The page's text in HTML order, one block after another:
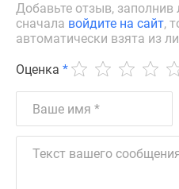
Контакты
Реклама
сайте
Машино-
места
Добавьте отзыв,
сначала войдите на сайт,
автоматически взята из
Оценка *